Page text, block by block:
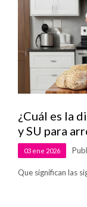
¿Cuál es la
y SU para
03 ene 2026
Que significan las